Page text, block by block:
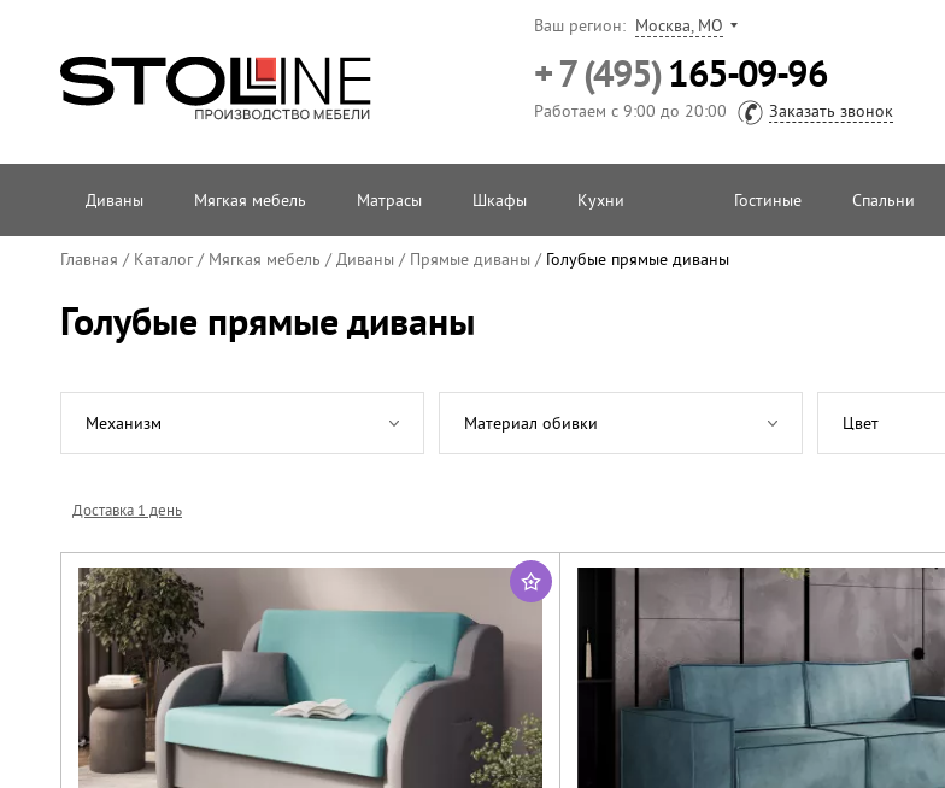
Ваш регион: Москва, МО
+ 7 (495)165-09-96
Работаем с 9:00 до 20:00 Заказать звонок
Диваны Мягкая мебель Матрасы Шкафы Кухни Гостиные Спальни
Главная / Каталог/ Мягкая мебель /Диваны / Прямые диваны / Голубые прямые диваны
Голубые прямые диваны
Механизм Материал обивки Цвет
Доставка 1 день